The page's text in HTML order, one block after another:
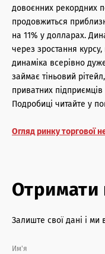
Інвестиції в нерухомість
Архітектурні послуги
Управління
довоєнних рекордних
продовжиться
на 11% у долларах.
через зростання
динаміка всерівно
займає тіньовий
приватних підприємців
Подробиці читайте у
Огляд ринку торгової
Отримати
Залиште свої дані і ми
Им'я